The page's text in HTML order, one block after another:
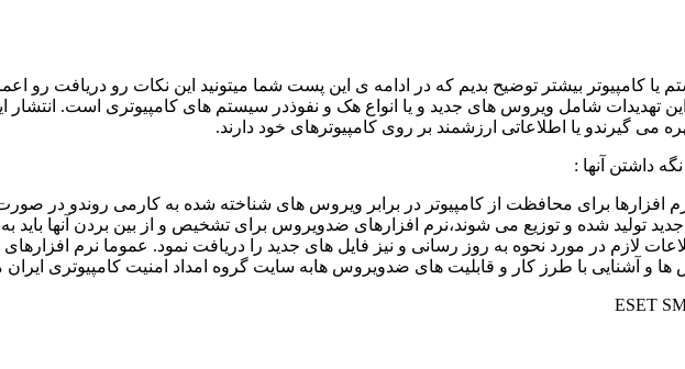
بیشتر توضیح بدیم که در ادامه ی این پست شما میتونید این نکات رو دریافت رو
تهدیدات شامل ویروس های جدید و یا انواع هک و نفوذدر سیستم های کامپیوتری است.
می گیرندو یا اطلاعاتی ارزشمند بر روی کامپیوترهای خود دارند.
داشتن آنها :
برای محافظت از کامپیوتر در برابر ویروس های شناخته شده به کارمی روندو در صورت
تولید شده و توزیع می شوند،نرم افزارهای ضدویروس برای تشخیص و از بین بردن آنها باید
لازم در مورد نحوه به روز رسانی و نیز فایل های جدید را دریافت نمود. عموما نرم
ها و آشنایی با طرز کار و قابلیت های ضدویروس هابه سایت گروه امداد امنیت کامپیوتری ایران